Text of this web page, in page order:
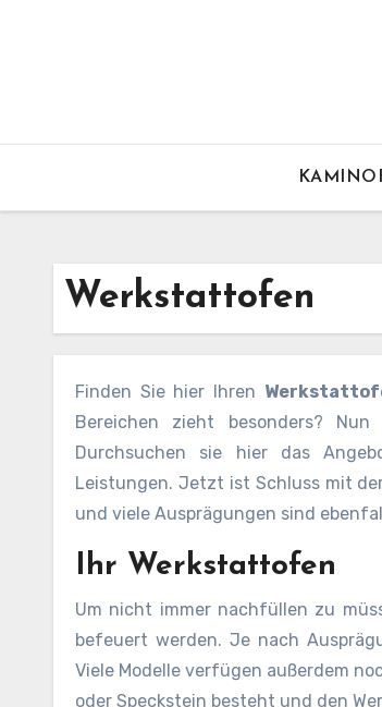
Werkstattofen
Finden Sie hier Ihren
Bereichen zieht besonders?
Durchsuchen sie hier das
Leistungen. Jetzt ist Schluss mit
und viele Ausprägungen sind
Ihr Werkstattofen
Um nicht immer nachfüllen zu
befeuert werden. Je nach
Viele Modelle verfügen außerdem
oder Speckstein besteht und den